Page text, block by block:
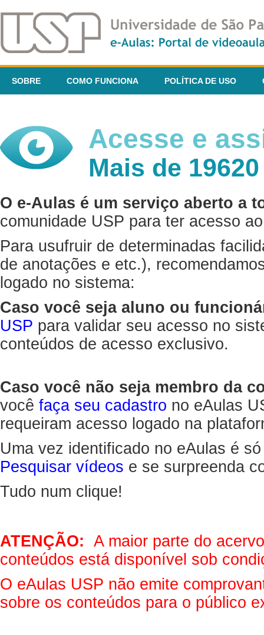
SOBRE COMO FUNCIONA POLÍTICA DE USO
Acesse e
Mais de
O e-Aulas é um serviço aberto a
comunidade USP para ter acesso
Para usufruir de determinadas
de anotações e etc.),
logado no sistema:
Caso você seja aluno ou
USP para validar seu acesso no
conteúdos de acesso exclusivo.
Caso você não seja membro da
você faça seu cadastro no eAulas
requeiram acesso logado na
Uma vez identificado no eAulas é
Pesquisar vídeos e se surpreenda
Tudo num clique!
ATENÇÃO: A maior parte do
conteúdos está disponível sob
O eAulas USP não emite
sobre os conteúdos para o público